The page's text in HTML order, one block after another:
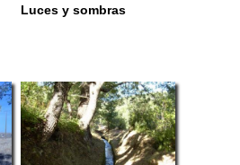
Luces y sombras